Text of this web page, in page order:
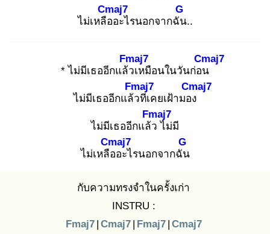
ไม่เหลือ
Cmaj7
อะไรนอกจากฉัน
G
..
* ไม่มีเธออีกแล้ว
Fmaj7
เหมือนในวันก่อน
Cmaj7
ไม่มีเธออีกแล้ว
Fmaj7
ที่เคยเฝ้ามอง
Cmaj7
ไม่มีเธออีกแล้ว
Fmaj7
ไม่มี
ไม่เหลือ
Cmaj7
อะไรนอกจากฉัน
G
กับความทรงจำในครั้งเก่า
INSTRU :
Fmaj7 | Cmaj7 | Fmaj7 | Cmaj7